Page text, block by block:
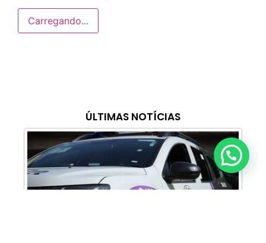
ÚLTIMAS NOTÍCIAS
Carregando...
Anunciar ou recomendar matéria